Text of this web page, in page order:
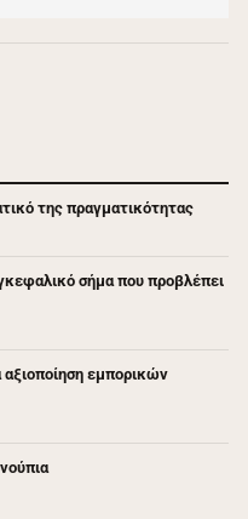
της πραγματικότητας
σήμα που προβλέπει
αξιοποίηση εμπορικών